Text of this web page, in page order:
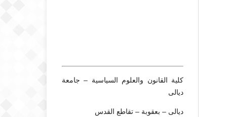
كلية القانون والعلوم السياسية – جامعة
ديالى
ديالى – بعقوبة – تقاطع القدس